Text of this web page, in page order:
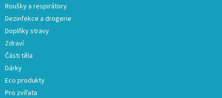
Roušky a respirátory
Dezinfekce a drogerie
Doplňky stravy
Zdraví
Části těla
Dárky
Eco produkty
Pro zvířata